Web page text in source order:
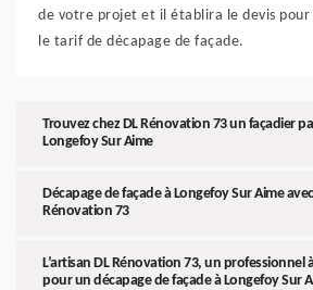
de votre projet et il établira le devis pour
le tarif de décapage de façade.
Trouvez chez DL Rénovation 73 un façadier
Longefoy Sur Aime
Décapage de façade à Longefoy Sur Aime
Rénovation 73
L’artisan DL Rénovation 73, un professionnel
pour un décapage de façade à Longefoy Sur